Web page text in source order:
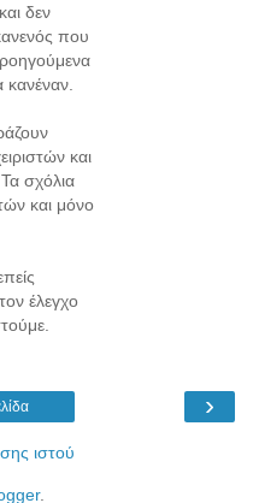
δεν
που
κανέναν.
και
σχόλια
και μόνο
έλεγχο
›
ιστού
.